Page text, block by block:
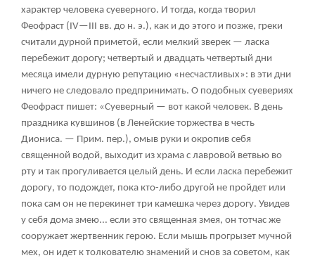
характер человека суеверного. И тогда, когда творил
Феофраст (IV—III вв. до н. э.), как и до этого и позже, греки
считали дурной приметой, если мелкий зверек — ласка
перебежит дорогу; четвертый и двадцать четвертый дни
месяца имели дурную репутацию «несчастливых»: в эти дни
ничего не следовало предпринимать. О подобных суевериях
Феофраст пишет: «Суеверный — вот какой человек. В день
праздника кувшинов (в Ленейские торжества в честь
Диониса. — Прим. пер.), омыв руки и окропив себя
священной водой, выходит из храма с лавровой ветвью во
рту и так прогуливается целый день. И если ласка перебежит
дорогу, то подождет, пока кто-либо другой не пройдет или
пока сам он не перекинет три камешка через дорогу. Увидев
у себя дома змею... если это священная змея, он тотчас же
сооружает жертвенник герою. Если мышь прогрызет мучной
мех, он идет к толкователю знамений и снов за советом, как